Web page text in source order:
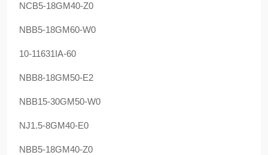
NCB5-18GM40-Z0
NBB5-18GM60-W0
10-11631IA-60
NBB8-18GM50-E2
NBB15-30GM50-W0
NJ1.5-8GM40-E0
NBB5-18GM40-Z0